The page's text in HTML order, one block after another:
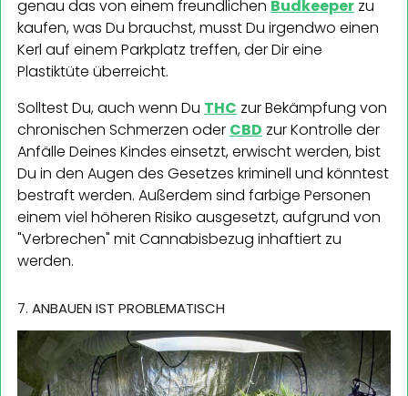
genau das von einem freundlichen Budkeeper zu
kaufen, was Du brauchst, musst Du irgendwo einen
Kerl auf einem Parkplatz treffen, der Dir eine
Plastiktüte überreicht.
Solltest Du, auch wenn Du THC zur Bekämpfung von
chronischen Schmerzen oder CBD zur Kontrolle der
Anfälle Deines Kindes einsetzt, erwischt werden, bist
Du in den Augen des Gesetzes kriminell und könntest
bestraft werden. Außerdem sind farbige Personen
einem viel höheren Risiko ausgesetzt, aufgrund von
"Verbrechen" mit Cannabisbezug inhaftiert zu
werden.
7. ANBAUEN IST PROBLEMATISCH